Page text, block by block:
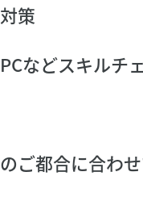
策
などスキルチ
ご都合に合わ